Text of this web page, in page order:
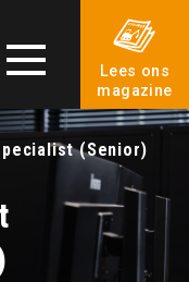
Lees ons
magazine
(Senior)